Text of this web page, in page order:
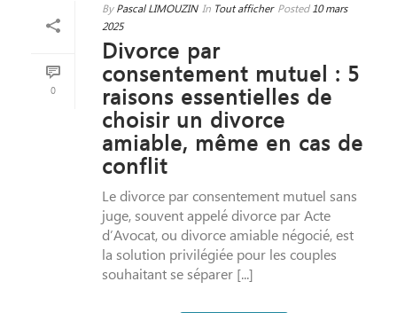
0
By Pascal LIMOUZIN In Tout afficher Posted 10 mars
2025
Divorce par
consentement mutuel : 5
raisons essentielles de
choisir un divorce
amiable, même en cas de
conflit
Le divorce par consentement mutuel sans
juge, souvent appelé divorce par Acte
d’Avocat, ou divorce amiable négocié, est
la solution privilégiée pour les couples
souhaitant se séparer [...]